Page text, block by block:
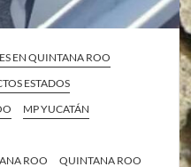
EN QUINTANA ROO
ESTADOS
MP YUCATÁN
ROO
QUINTANA ROO